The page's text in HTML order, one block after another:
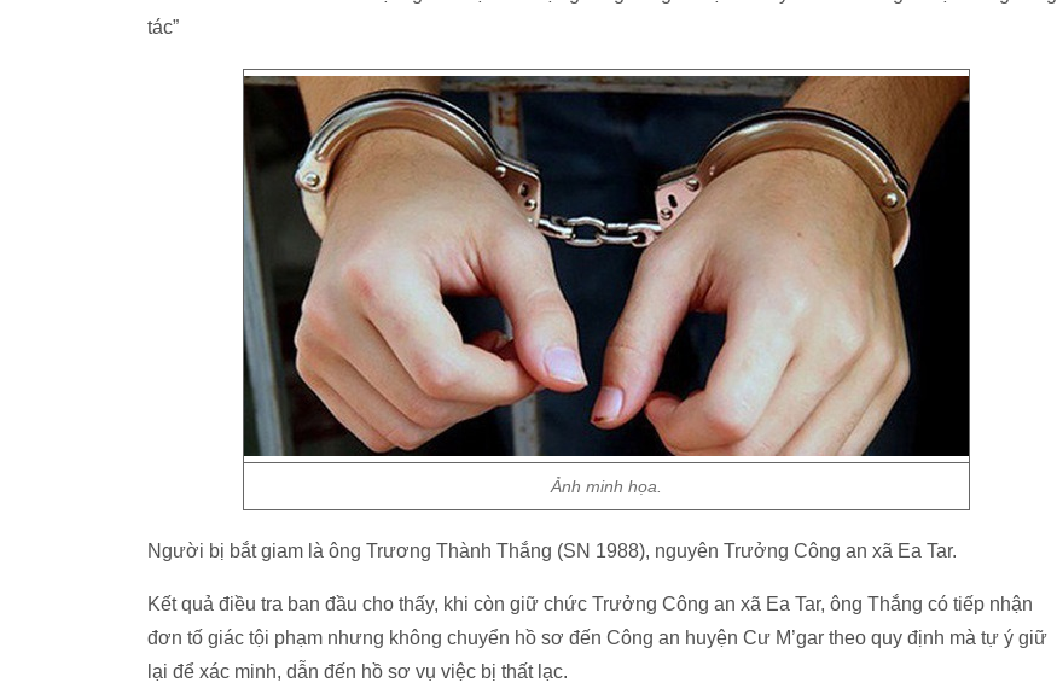
tác”
Ảnh minh họa.
Người bị bắt giam là ông Trương Thành Thắng (SN 1988), nguyên Trưởng Công an xã Ea Tar.
Kết quả điều tra ban đầu cho thấy, khi còn giữ chức Trưởng Công an xã Ea Tar, ông Thắng có tiếp nhận
đơn tố giác tội phạm nhưng không chuyển hồ sơ đến Công an huyện Cư M’gar theo quy định mà tự ý giữ
lại để xác minh, dẫn đến hồ sơ vụ việc bị thất lạc.